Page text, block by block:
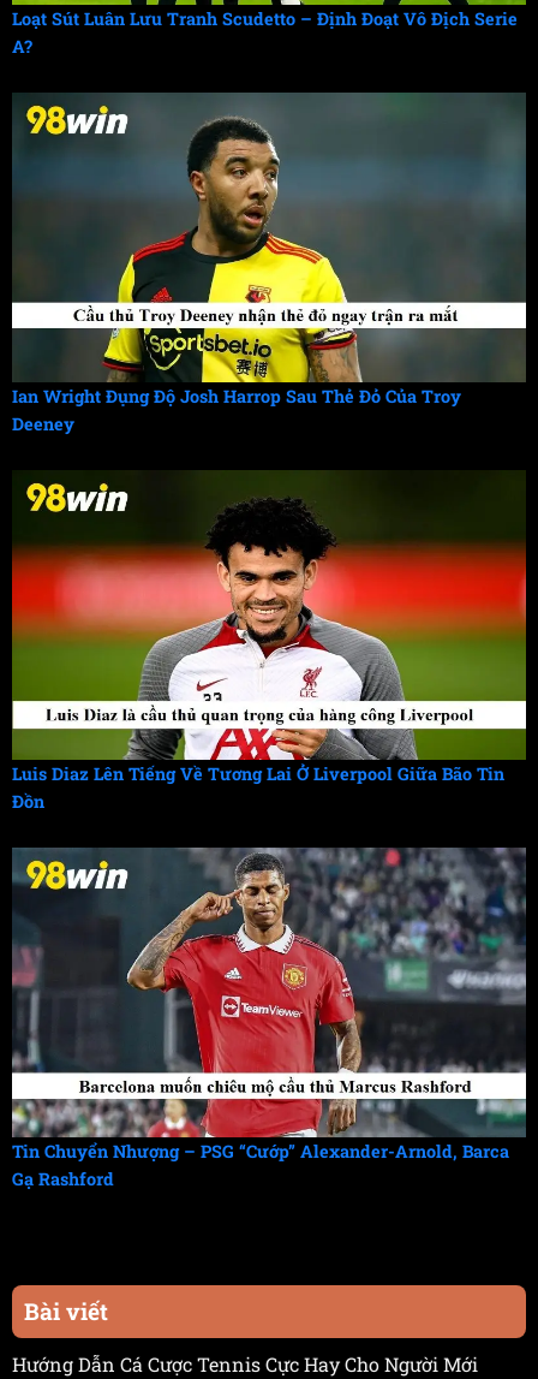
Loạt Sút Luân Lưu Tranh Scudetto – Định Đoạt Vô Địch Serie
A?
Ian Wright Đụng Độ Josh Harrop Sau Thẻ Đỏ Của Troy
Deeney
Luis Diaz Lên Tiếng Về Tương Lai Ở Liverpool Giữa Bão Tin
Đồn
Tin Chuyển Nhượng – PSG “Cướp” Alexander-Arnold, Barca
Gạ Rashford
Bài viết
Hướng Dẫn Cá Cược Tennis Cực Hay Cho Người Mới